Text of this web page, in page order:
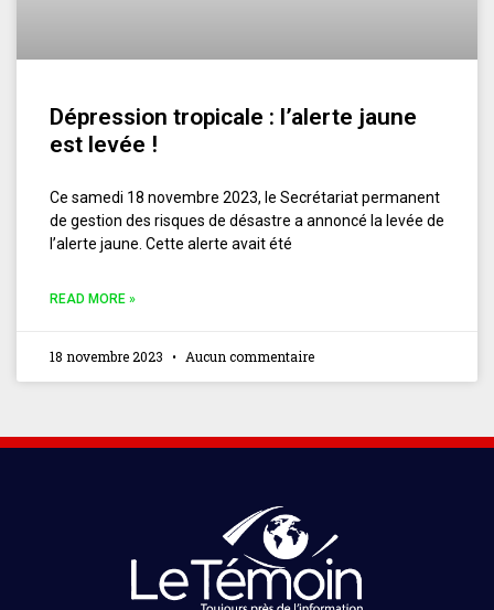
Dépression tropicale : l’alerte jaune
est levée !
Ce samedi 18 novembre 2023, le Secrétariat permanent
de gestion des risques de désastre a annoncé la levée de
l’alerte jaune. Cette alerte avait été
READ MORE »
18 novembre 2023 Aucun commentaire